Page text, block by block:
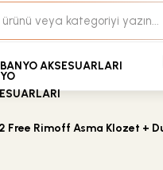
Teklif
BANYO AKSESUARLARI
Free Rimoff Asma Klozet +